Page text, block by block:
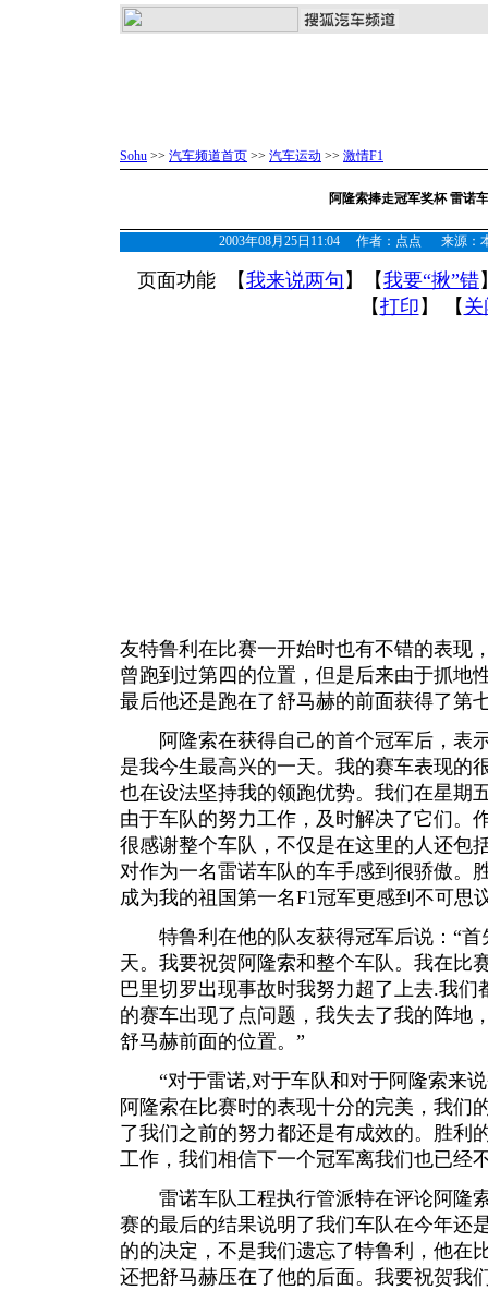
Sohu >> 汽车频道首页 >> 汽车运动 >> 激情F1
阿隆索捧走冠军奖杯 雷诺
2003年08月25日11:04 作者：点点 来源：本
页面功能 【我来说两句 】【我要“揪”错
【打印 】 【 关
友特鲁利在比赛一开始时也有不错的表现
曾跑到过第四的位置，但是后来由于抓地
最后他还是跑在了舒马赫的前面获得了第
阿隆索在获得自己的首个冠军后，表
是我今生最高兴的一天。我的赛车表现的
也在设法坚持我的领跑优势。我们在星期
由于车队的努力工作，及时解决了它们。
很感谢整个车队，不仅是在这里的人还包
对作为一名雷诺车队的车手感到很骄傲。
成为我的祖国第一名F1冠军更感到不可思
特鲁利在他的队友获得冠军后说：“首
天。我要祝贺阿隆索和整个车队。我在比
巴里切罗出现事故时我努力超了上去.我
的赛车出现了点问题，我失去了我的阵地
舒马赫前面的位置。”
“对于雷诺,对于车队和对于阿隆索来说
阿隆索在比赛时的表现十分的完美，我们
了我们之前的努力都还是有成效的。胜利
工作，我们相信下一个冠军离我们也已经
雷诺车队工程执行管派特在评论阿隆
赛的最后的结果说明了我们车队在今年还
的的决定，不是我们遗忘了特鲁利，他在
还把舒马赫压在了他的后面。我要祝贺我